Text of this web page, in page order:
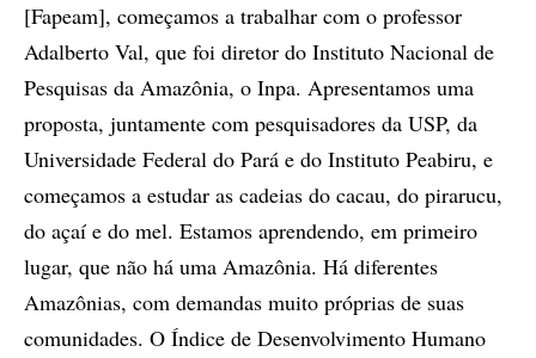
[Fapeam], começamos a trabalhar com o professor
Adalberto Val, que foi diretor do Instituto Nacional de
Pesquisas da Amazônia, o Inpa. Apresentamos uma
proposta, juntamente com pesquisadores da USP, da
Universidade Federal do Pará e do Instituto Peabiru, e
começamos a estudar as cadeias do cacau, do pirarucu,
do açaí e do mel. Estamos aprendendo, em primeiro
lugar, que não há uma Amazônia. Há diferentes
Amazônias, com demandas muito próprias de suas
comunidades. O Índice de Desenvolvimento Humano